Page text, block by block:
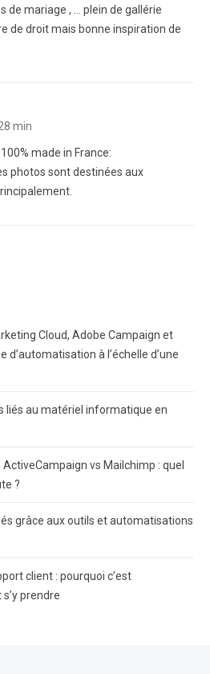
de mariage , … plein de gallérie
de droit mais bonne inspiration de
min
made in France:
photos sont destinées aux
Cloud, Adobe Campaign et
à l’échelle d’une
liés au matériel informatique en
vs Mailchimp : quel
?
grâce aux outils et automatisations
client : pourquoi c’est
prendre